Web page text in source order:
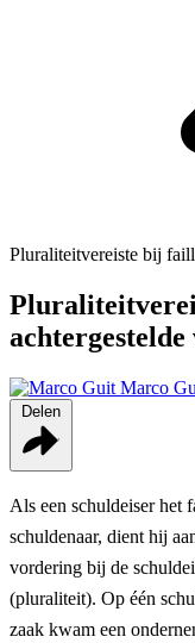
Pluraliteitvereiste bij
Marco
Als een schuldeiser het
schuldenaar, dient hij
vordering bij de
(pluraliteit). Op één
zaak kwam een